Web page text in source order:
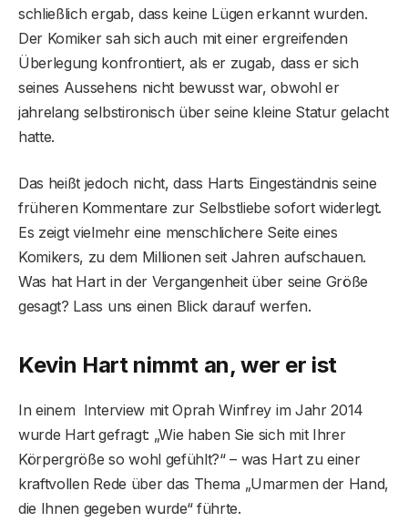
schließlich ergab, dass keine Lügen erkannt wurden.
Der Komiker sah sich auch mit einer ergreifenden
Überlegung konfrontiert, als er zugab, dass er sich
seines Aussehens nicht bewusst war, obwohl er
jahrelang selbstironisch über seine kleine Statur gelacht
hatte.
Das heißt jedoch nicht, dass Harts Eingeständnis seine
früheren Kommentare zur Selbstliebe sofort widerlegt.
Es zeigt vielmehr eine menschlichere Seite eines
Komikers, zu dem Millionen seit Jahren aufschauen.
Was hat Hart in der Vergangenheit über seine Größe
gesagt? Lass uns einen Blick darauf werfen.
Kevin Hart nimmt an, wer er ist
In einem Interview mit Oprah Winfrey im Jahr 2014
wurde Hart gefragt: „Wie haben Sie sich mit Ihrer
Körpergröße so wohl gefühlt?“ – was Hart zu einer
kraftvollen Rede über das Thema „Umarmen der Hand,
die Ihnen gegeben wurde“ führte.